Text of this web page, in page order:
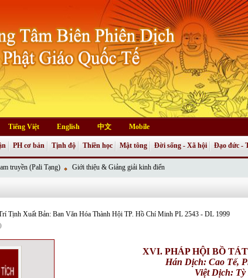
Tiếng Việt English 中文 Mobile
truyền (Pali Tạng) Giới thiệu & Giảng giải kinh điển
PH cơ bản Tịnh độ Thiền học Mật tông Đời sống - Xã hội Đạo đức -
Tịnh Xuất Bản: Ban Văn Hóa Thành Hội TP. Hồ Chí Minh PL 2543 - DL 1999
XVI. PHÁP HỘI BỒ
Hán Dịch: Cao Tế,
Việt Dịch: Tỳ